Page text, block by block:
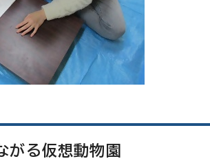
がる仮想動物園